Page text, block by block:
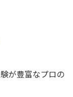
が豊富なプロの